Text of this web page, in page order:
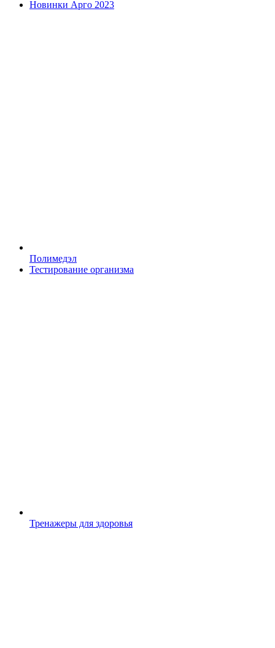
Новинки Арго 2023
Полимедэл
Тестирование организма
Тренажеры для здоровья